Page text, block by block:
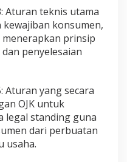
Aturan teknis utama
kewajiban konsumen,
menerapkan prinsip
penyelesaian
Aturan yang secara
OJK untuk
legal standing guna
dari perbuatan
usaha.